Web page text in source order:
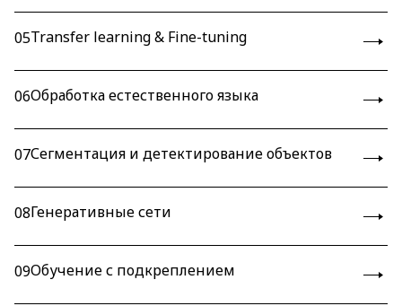
05Transfer learning & Fine-tuning
06Обработка естественного языка
07Сегментация и детектирование объектов
08Генеративные сети
09Обучение с подкреплением